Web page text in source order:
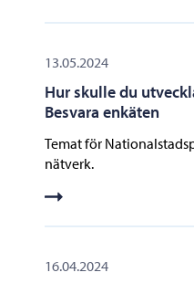
13.05.2024
Hur skulle du
Besvara enkäten
Temat för
nätverk.
16.04.2024